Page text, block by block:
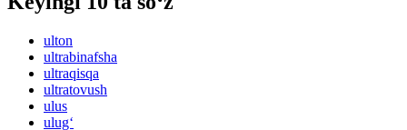
ulton
ultrabinafsha
ultraqisqa
ultratovush
ulus
ulug‘